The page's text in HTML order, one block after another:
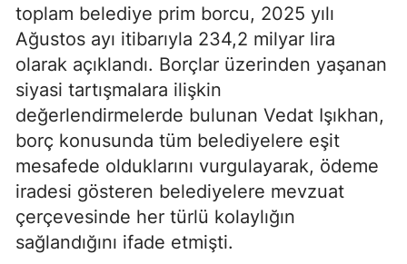
toplam belediye prim borcu, 2025 yılı
Ağustos ayı itibarıyla 234,2 milyar lira
olarak açıklandı. Borçlar üzerinden yaşanan
siyasi tartışmalara ilişkin
değerlendirmelerde bulunan Vedat Işıkhan,
borç konusunda tüm belediyelere eşit
mesafede olduklarını vurgulayarak, ödeme
iradesi gösteren belediyelere mevzuat
çerçevesinde her türlü kolaylığın
sağlandığını ifade etmişti.